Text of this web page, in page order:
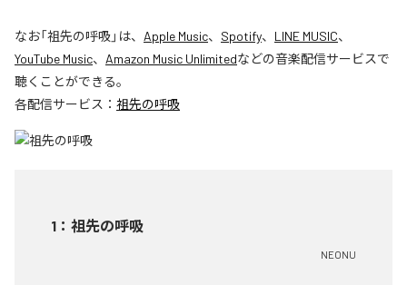
なお「祖先の呼吸」は、 Apple Music、 Spotify、 LINE MUSIC、
YouTube Music、 Amazon Music Unlimitedなどの音楽配信サービスで
聴くことができる。
各配信サービス： 祖先の呼吸
1 ： 祖先の呼吸
NEONU